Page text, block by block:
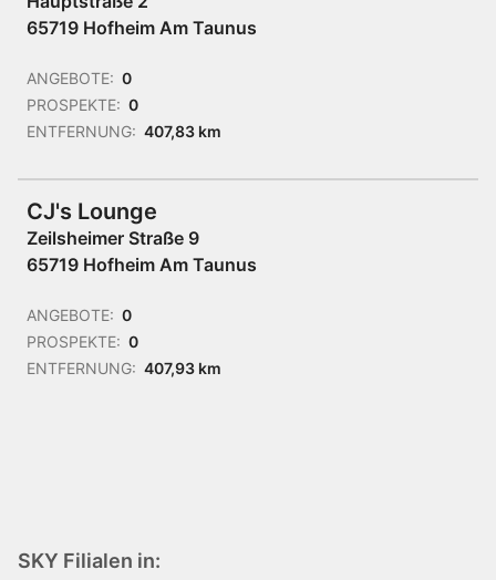
65719 Hofheim Am Taunus
ANGEBOTE: 0
PROSPEKTE: 0
ENTFERNUNG: 407,83 km
CJ's Lounge
Zeilsheimer Straße 9
65719 Hofheim Am Taunus
ANGEBOTE: 0
PROSPEKTE: 0
ENTFERNUNG: 407,93 km
SKY Filialen in: